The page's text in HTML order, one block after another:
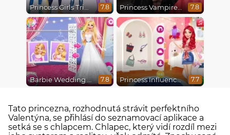
Princess Girls Trip To Aspen 7.8 Princess Vampire Wedding Makeover 7.8
Barbie Wedding Fun 7.8 Princess Influencer Summer Tale 7.7
Tato princezna, rozhodnutá strávit perfektního
Valentýna, se přihlásí do seznamovací aplikace a
setká se s chlapcem. Chlapec, který vidí rozdíl mezi